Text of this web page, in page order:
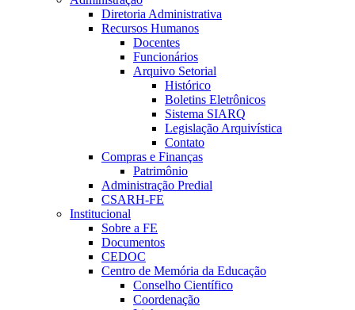
Diretoria Administrativa
Recursos Humanos
Docentes
Funcionários
Arquivo Setorial
Histórico
Boletins Eletrônicos
Sistema SIARQ
Legislação Arquivística
Contato
Compras e Finanças
Patrimônio
Administração Predial
CSARH-FE
Institucional
Sobre a FE
Documentos
CEDOC
Centro de Memória da Educação
Conselho Científico
Coordenação